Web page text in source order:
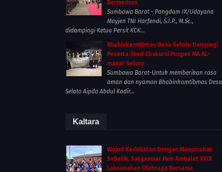
Bermedsos
Sumbawa Barat - Pangdam IX/Udayana
Mayjen TNI Harfendi, S.I.P., M.Sc.,
didampingi Ketua Persit KCK...
Bhabinkamtibmas Desa Seloto Dampingi
Peserta Studi Ekskursi Ponpes MA AL-
manar Seloto
Sumbawa Barat-Untuk memberikan rasa
aman dan nyaman Bhabinkamtibmas Desa
Seloto Aipda Abdul Kadir...
Kaltara
Wujud Kedekatan Dengan Masyarakat
Sebatik, Satgasmar Pam Ambalat XXIX
Laksanakan Olahraga Bersama